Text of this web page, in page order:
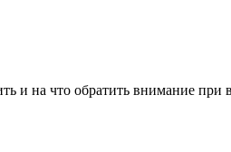
и на что обратить внимание